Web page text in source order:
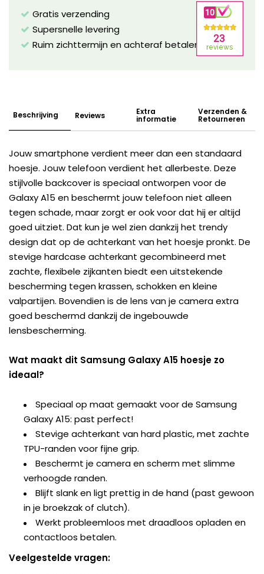
Gratis verzending
Supersnelle levering
Ruim zichttermijn en achteraf betalen mogelijk!
Beschrijving Reviews Extra
informatie
Verzenden &
Retourneren
Jouw smartphone verdient meer dan een standaard
hoesje. Jouw telefoon verdient het allerbeste. Deze
stijlvolle backcover is speciaal ontworpen voor de
Galaxy A15 en beschermt jouw telefoon niet alleen
tegen schade, maar zorgt er ook voor dat hij er altijd
goed uitziet. Dat kun je wel zien dankzij het trendy
design dat op de achterkant van het hoesje pronkt. De
stevige hardcase achterkant gecombineerd met
zachte, flexibele zijkanten biedt een uitstekende
bescherming tegen krassen, schokken en kleine
valpartijen. Bovendien is de lens van je camera extra
goed beschermd dankzij de ingebouwde
lensbescherming.
Wat maakt dit Samsung Galaxy A15 hoesje zo
ideaal?
Speciaal op maat gemaakt voor de Samsung
Galaxy A15: past perfect!
Stevige achterkant van hard plastic, met zachte
TPU-randen voor fijne grip.
Beschermt je camera en scherm met slimme
verhoogde randen.
Blijft slank en ligt prettig in de hand (past gewoon
in je broekzak of clutch).
Werkt probleemloos met draadloos opladen en
contactloos betalen.
Veelgestelde vragen: